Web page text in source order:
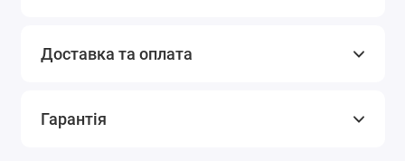
Доставка та оплата
Гарантія